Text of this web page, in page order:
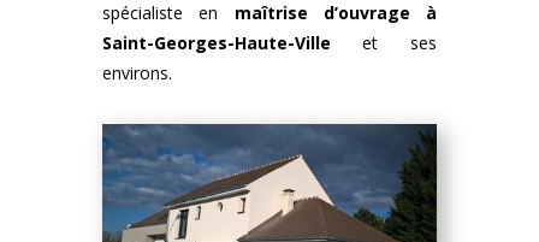
spécialiste en maîtrise d’ouvrage à
Saint-Georges-Haute-Ville et ses
environs.